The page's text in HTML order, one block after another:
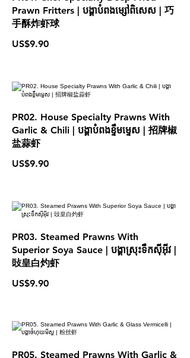
Prawn Fritters | បង្គាបំពងម្សៅពិសេស | 巧
手酥炸虾球
US$9.90
PR02. House Specialty Prawns With
Garlic & Chili | បង្គាបំពងខ្ទឹមម្ទេស | 招牌椒
盐蒜虾
US$9.90
PR03. Steamed Prawns With
Superior Soya Sauce | បង្គាស្រុះទឹកស៊ីអ៊ីវ |
䜴皇白灼虾
US$9.90
PR05. Steamed Prawns With Garlic &